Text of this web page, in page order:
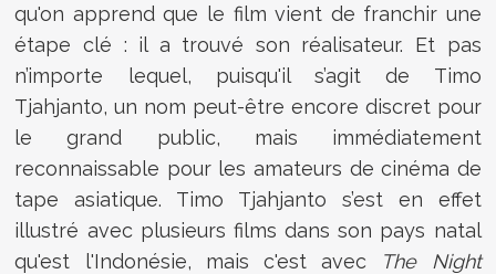
qu'on apprend que le film vient de franchir une
étape clé : il a trouvé son réalisateur. Et pas
n’importe lequel, puisqu'il s’agit de Timo
Tjahjanto, un nom peut-être encore discret pour
le grand public, mais immédiatement
reconnaissable pour les amateurs de cinéma de
tape asiatique. Timo Tjahjanto s’est en effet
illustré avec plusieurs films dans son pays natal
qu'est l'Indonésie, mais c'est avec
The Night